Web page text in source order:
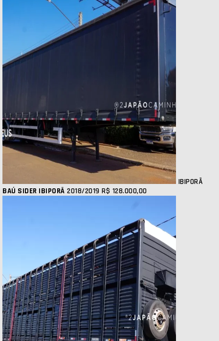
IBIPORÃ
BAÚ SIDER IBIPORÃ 2018/2019 R$ 128.000,00